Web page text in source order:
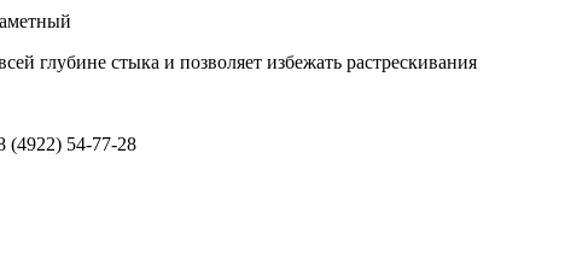
глубине стыка и позволяет избежать растрескивания
(4922) 54-77-28